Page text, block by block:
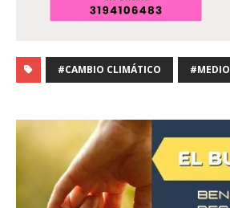
#CAMBIO CLIMÁTICO #MEDIO